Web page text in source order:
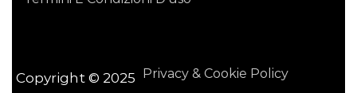
Copyright © 2025 Privacy & Cookie Policy